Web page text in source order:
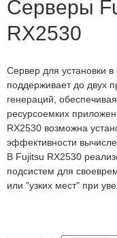
Серверы
RX2530
Сервер для установки в
поддерживает до двух
генераций,
ресурсоемких
RX2530 возможна
эффективности
В Fujitsu RX2530
подсистем для
или "узких мест" при